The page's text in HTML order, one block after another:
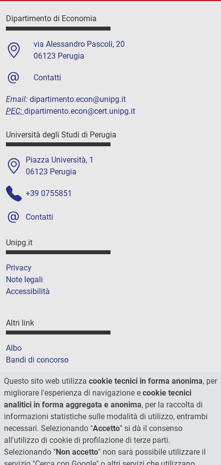
Dipartimento di Economia
via Alessandro Pascoli, 20
06123 Perugia
Contatti
Email: dipartimento.econ@unipg.it
PEC: dipartimento.econ@cert.unipg.it
Università degli Studi di Perugia
Piazza Università, 1
06123 Perugia
+39 0755851
Contatti
Unipg.it
Privacy
Note legali
Accessibilità
Altri link
Albo
Bandi di concorso
Amministrazione trasparente
Cookie
Mappa del sito
Questo sito web utilizza cookie tecnici in forma anonima, per
migliorare l'esperienza di navigazione e cookie tecnici
analitici in forma aggregata e anonima, per la raccolta di
informazioni statistiche sulle modalità di utilizzo, entrambi
necessari. Selezionando "Accetto" si dà il consenso
all'utilizzo di cookie di profilazione di terze parti.
Selezionando "Non accetto" non sarà possibile utilizzare il